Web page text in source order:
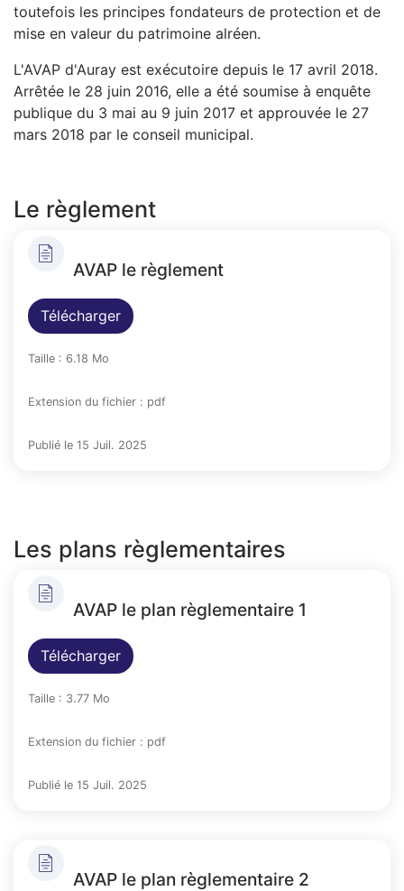
toutefois les principes fondateurs de protection et de
mise en valeur du patrimoine alréen.
L'AVAP d'Auray est exécutoire depuis le 17 avril 2018.
Arrêtée le 28 juin 2016, elle a été soumise à enquête
publique du 3 mai au 9 juin 2017 et approuvée le 27
mars 2018 par le conseil municipal.
Le règlement
AVAP le règlement
Télécharger
Taille : 6.18 Mo
Extension du fichier : pdf
Publié le 15 Juil. 2025
Les plans règlementaires
AVAP le plan règlementaire 1
Télécharger
Taille : 3.77 Mo
Extension du fichier : pdf
Publié le 15 Juil. 2025
AVAP le plan règlementaire 2